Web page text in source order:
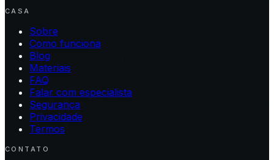
CASA
Sobre
Como funciona
Blog
Materiais
FAQ
Falar com especialista
Segurança
Privacidade
Termos
CONTATO